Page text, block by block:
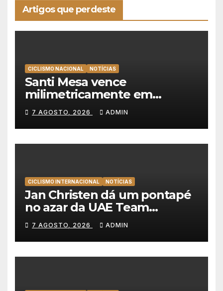
Artigos que perdeste
CICLISMO NACIONAL NOTÍCIAS
Santi Mesa vence
milimetricamente em
Albufeira, Rui Oliveira
mantém a amarela da Volta a
Portugal
7 AGOSTO, 2026 ADMIN
CICLISMO INTERNACIONAL NOTÍCIAS
Jan Christen dá um pontapé
no azar da UAE Team
Emirates e vence na Volta a
Polónia
7 AGOSTO, 2026 ADMIN